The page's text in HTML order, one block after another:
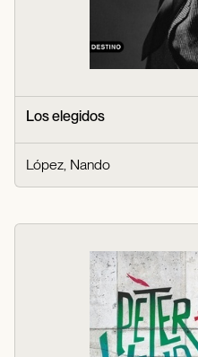
Los elegidos
López, Nando